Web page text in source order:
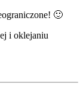
🙂
i oklejaniu